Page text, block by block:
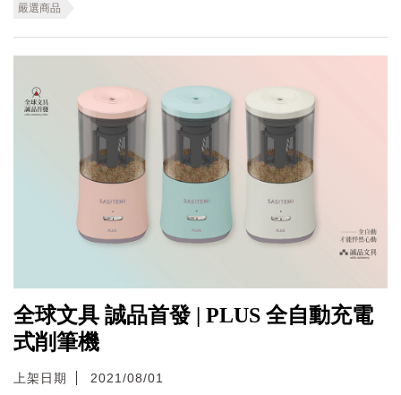
嚴選商品
全球文具 誠品首發 | PLUS 全自動充電
式削筆機
上架日期 2021/08/01